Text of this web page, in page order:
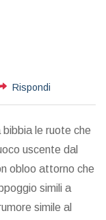
Rispondi
le ruote che
uscente dal
obloo attorno che
simili a
simile al